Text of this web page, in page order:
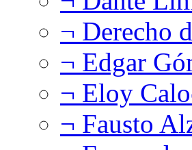
¬ Derecho
¬ Edgar
¬ Eloy
¬ Fausto